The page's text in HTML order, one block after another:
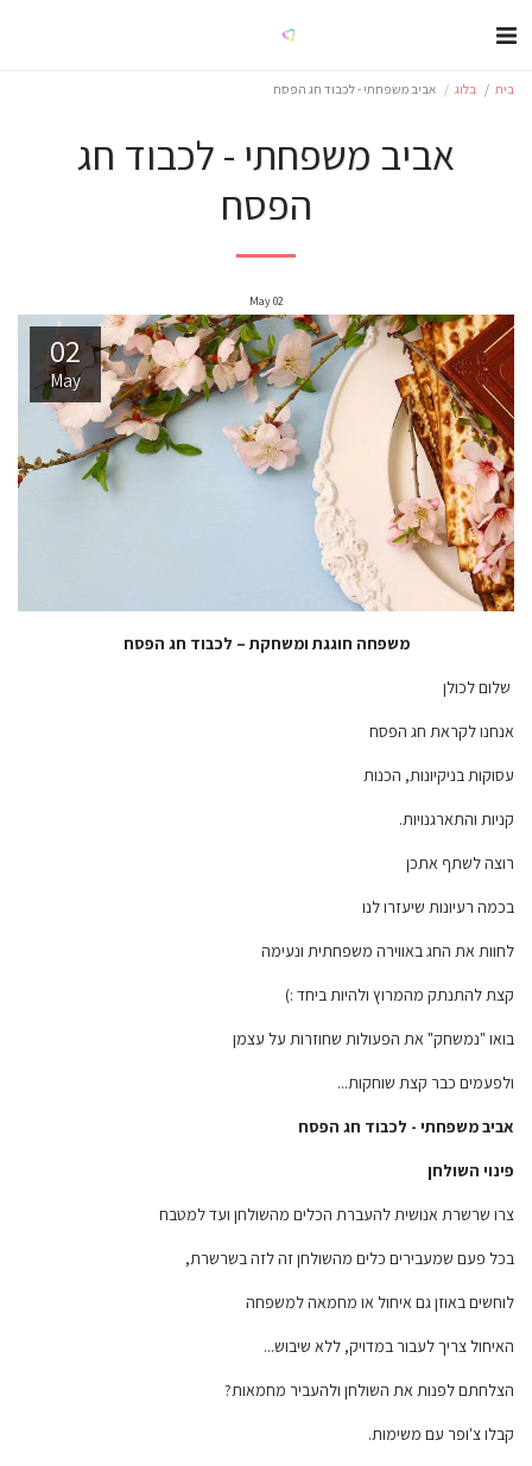
בית בלוג אביב משפחתי - לכבוד חג הפסח
אביב משפחתי - לכבוד חג
הפסח
02
May
02
May
משפחה חוגגת ומשחקת – לכבוד חג הפסח
שלום לכולן
אנחנו לקראת חג הפסח
עסוקות בניקיונות, הכנות
קניות והתארגנויות.
רוצה לשתף אתכן
בכמה רעיונות שיעזרו לנו
לחוות את החג באווירה משפחתית ונעימה
קצת להתנתק מהמרוץ ולהיות ביחד :)
בואו "נמשחק" את הפעולות שחוזרות על עצמן
ולפעמים כבר קצת שוחקות...
אביב משפחתי - לכבוד חג הפסח
פינוי השולחן
צרו שרשרת אנושית להעברת הכלים מהשולחן ועד למטבח
בכל פעם שמעבירים כלים מהשולחן זה לזה בשרשרת,
לוחשים באוזן גם איחול או מחמאה למשפחה
האיחול צריך לעבור במדויק, ללא שיבוש...
הצלחתם לפנות את השולחן ולהעביר מחמאות?
קבלו צ'ופר עם משימות.